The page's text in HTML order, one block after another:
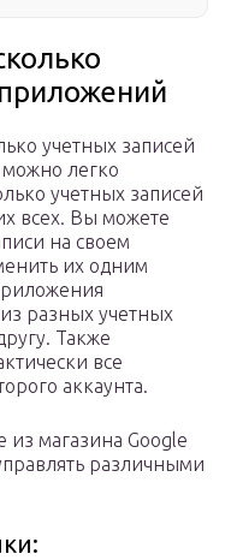
учетных записей
легко
учетных записей
всех. Вы можете
на своем
их одним
разных учетных
Также
все
аккаунта.
магазина Google
различными